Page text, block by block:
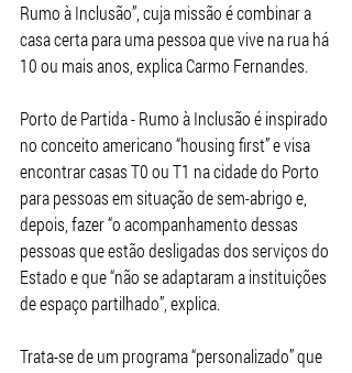
Rumo à Inclusão”, cuja missão é combinar a
casa certa para uma pessoa que vive na rua há
10 ou mais anos, explica Carmo Fernandes.
Porto de Partida - Rumo à Inclusão é inspirado
no conceito americano “housing first” e visa
encontrar casas T0 ou T1 na cidade do Porto
para pessoas em situação de sem-abrigo e,
depois, fazer “o acompanhamento dessas
pessoas que estão desligadas dos serviços do
Estado e que “não se adaptaram a instituições
de espaço partilhado”, explica.
Trata-se de um programa “personalizado” que